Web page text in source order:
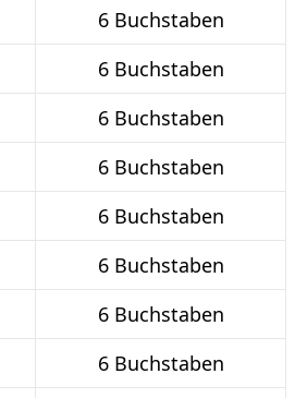
6 Buchstaben
6 Buchstaben
6 Buchstaben
6 Buchstaben
6 Buchstaben
6 Buchstaben
6 Buchstaben
6 Buchstaben